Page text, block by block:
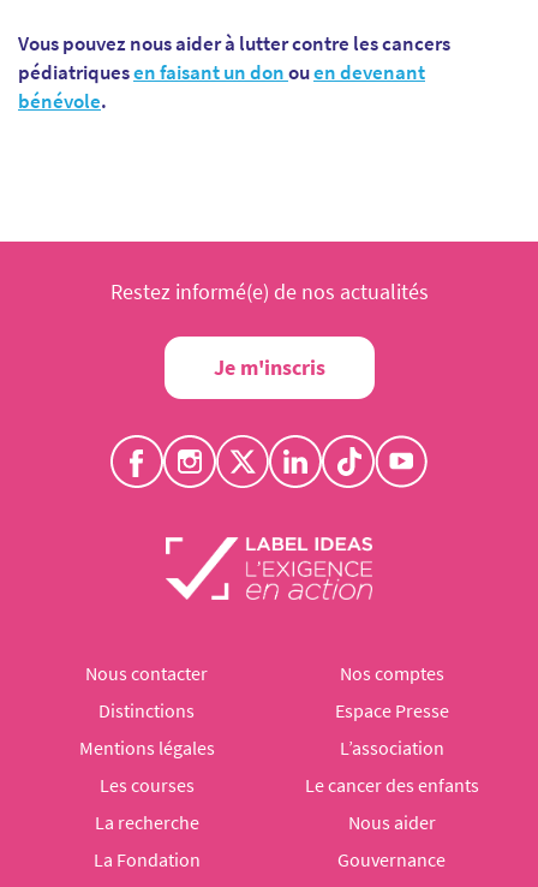
Vous pouvez nous aider à lutter contre les cancers
pédiatriquesen faisant un donouen devenant
bénévole.
Restez informé(e) de nos actualités
Je m'inscris
Nous contacter
Nos comptes
Distinctions
Espace Presse
Mentions légales
L’association
Les courses
Le cancer des enfants
La recherche
Nous aider
La Fondation
Gouvernance